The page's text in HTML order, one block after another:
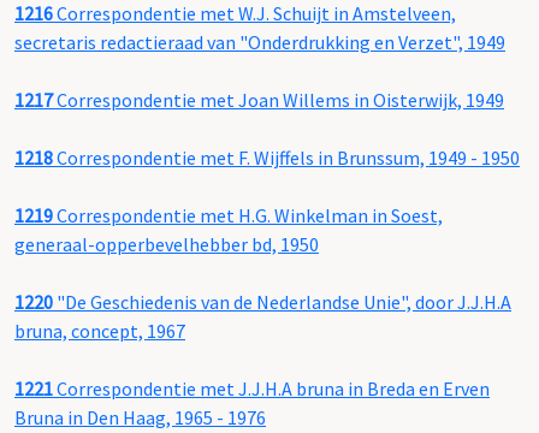
1216Correspondentie met W.J. Schuijt in Amstelveen,
secretaris redactieraad van "Onderdrukking en Verzet", 1949
1217Correspondentie met Joan Willems in Oisterwijk, 1949
1218Correspondentie met F. Wijffels in Brunssum, 1949 - 1950
1219Correspondentie met H.G. Winkelman in Soest,
generaal-opperbevelhebber bd, 1950
1220 "De Geschiedenis van de Nederlandse Unie", door J.J.H.A
bruna, concept, 1967
1221Correspondentie met J.J.H.A bruna in Breda en Erven
Bruna in Den Haag, 1965 - 1976